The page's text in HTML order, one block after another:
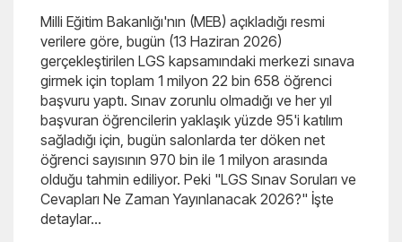
Milli Eğitim Bakanlığı'nın (MEB) açıkladığı resmi
verilere göre, bugün (13 Haziran 2026)
gerçekleştirilen LGS kapsamındaki merkezi sınava
girmek için toplam 1 milyon 22 bin 658 öğrenci
başvuru yaptı. Sınav zorunlu olmadığı ve her yıl
başvuran öğrencilerin yaklaşık yüzde 95'i katılım
sağladığı için, bugün salonlarda ter döken net
öğrenci sayısının 970 bin ile 1 milyon arasında
olduğu tahmin ediliyor. Peki "LGS Sınav Soruları ve
Cevapları Ne Zaman Yayınlanacak 2026?" İşte
detaylar...